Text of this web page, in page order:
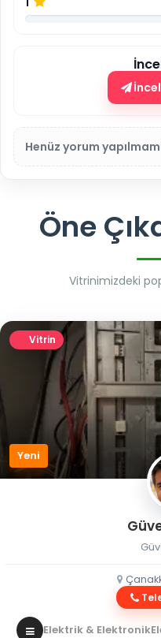
Henüz yorum
Öne
Vitrinimizdeki
Vitrin
Yeni
Elektrik & Elektronik